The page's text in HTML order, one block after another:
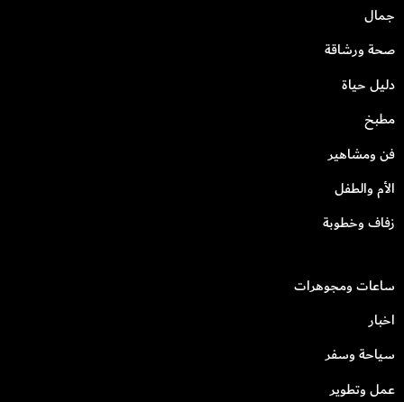
جمال
صحة ورشاقة
دليل حياة
مطبخ
فن ومشاهير
الأم والطفل
زفاف وخطوبة
ساعات ومجوهرات
اخبار
سياحة وسفر
عمل وتطوير